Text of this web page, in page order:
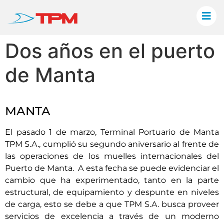
Dos años en el puerto
de Manta
MANTA
El pasado 1 de marzo, Terminal Portuario de Manta
TPM S.A., cumplió su segundo aniversario al frente de
las operaciones de los muelles internacionales del
Puerto de Manta. A esta fecha se puede evidenciar el
cambio que ha experimentado, tanto en la parte
estructural, de equipamiento y despunte en niveles
de carga, esto se debe a que TPM S.A. busca proveer
servicios de excelencia a través de un moderno